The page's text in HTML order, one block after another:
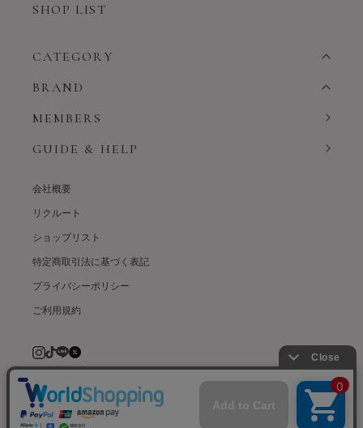
SHOP LIST
CATEGORY
BRAND
MEMBERS
GUIDE & HELP
会社概要
リクルート
ショップリスト
特定商取引法に基づく表記
プライバシーポリシー
ご利用規約
© weardept co.,ltd. All rights reserved.